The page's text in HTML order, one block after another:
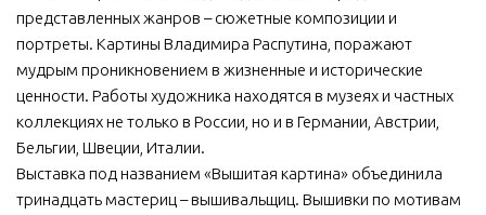
МБУ Дом культуры «Молодость»
МБУ Дом культуры «Октябрь»
МБОУ ДО «Детская школа искусств»
МБУК «Искитимский городской историко-художественный
музей»
МБУ Парк культуры и отдыха им. И.В. Коротеева
представленных жанров – сюжетные композиции и
портреты. Картины Владимира Распутина, поражают
мудрым проникновением в жизненные и исторические
ценности. Работы художника находятся в музеях и частных
коллекциях не только в России, но и в Германии, Австрии,
Бельгии, Швеции, Италии.
Выставка под названием «Вышитая картина» объединила
тринадцать мастериц – вышивальщиц. Вышивки по мотивам